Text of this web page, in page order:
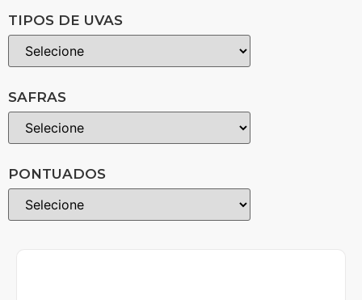
TIPOS DE UVAS
SAFRAS
PONTUADOS